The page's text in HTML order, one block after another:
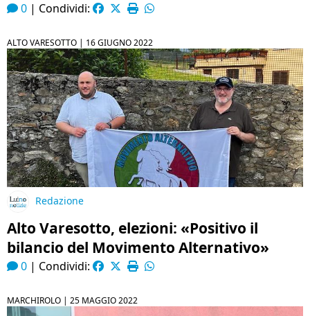
0 | Condividi:
ALTO VARESOTTO | 16 GIUGNO 2022
Redazione
Alto Varesotto, elezioni: «Positivo il
bilancio del Movimento Alternativo»
0 | Condividi:
MARCHIROLO | 25 MAGGIO 2022